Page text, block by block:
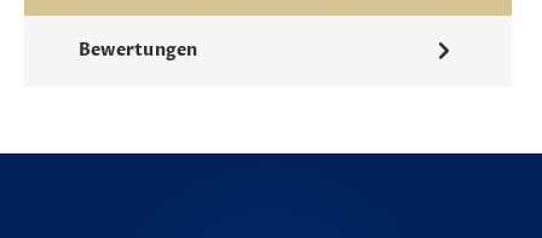
Bewertungen